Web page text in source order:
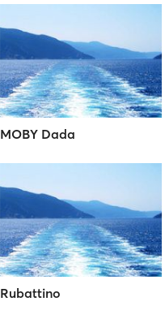
MOBY Dada
Rubattino